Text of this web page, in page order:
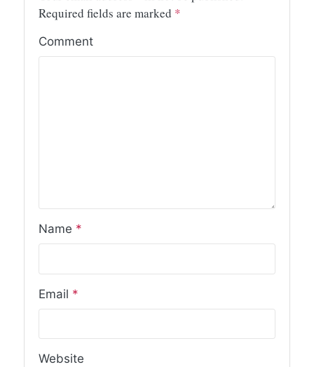
Required fields are marked *
Comment
Name *
Email *
Website